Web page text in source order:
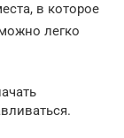
в которое
легко